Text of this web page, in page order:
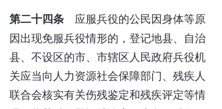
第二十四条 应服兵役的公民因身体等原
因出现免服兵役情形的，登记地县、自治
县、不设区的市、市辖区人民政府兵役机
关应当向人力资源社会保障部门、残疾人
联合会核实有关伤残鉴定和残疾评定等情